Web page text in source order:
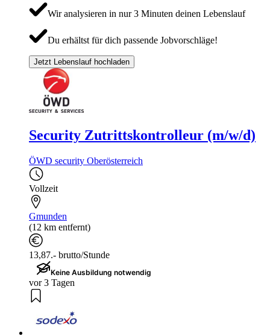
Wir analysieren in nur 3 Minuten deinen Lebenslauf
Du erhältst für dich passende Jobvorschläge!
Jetzt Lebenslauf hochladen
Security Zutrittskontrolleur (m/w/d)
ÖWD security Oberösterreich
Vollzeit
Gmunden
(12 km entfernt)
13,87.- brutto/Stunde
Keine Ausbildung notwendig
vor 3 Tagen